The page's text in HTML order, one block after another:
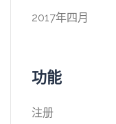
2017年四月
功能
注册